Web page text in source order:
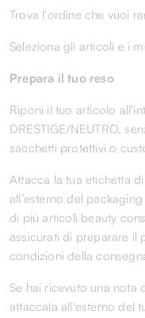
Trova l'ordine che vuoi
Seleziona gli articoli e i
Prepara il tuo reso
Riponi il tuo articolo
DRESTIGE/NEUTRO,
sacchetti protettivi o
Attacca la tua etichetta
all’esterno del
di più articoli beauty
assicurati di preparare il
condizioni della
Se hai ricevuto una nota
attaccala all'esterno del